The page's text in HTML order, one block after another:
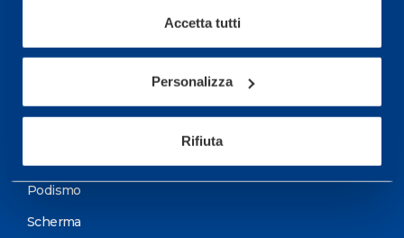
Accetta tutti
Personalizza
Rifiuta
Podismo
Scherma